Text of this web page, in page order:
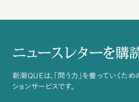
ニュースレターを購
新潮QUEは、「問う力」を養っていくため
ションサービスです。